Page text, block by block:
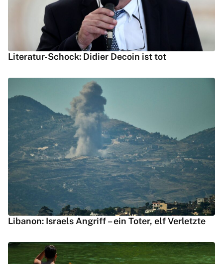
Literatur-Schock: Didier Decoin ist tot
Libanon: Israels Angriff – ein Toter, elf Verletzte